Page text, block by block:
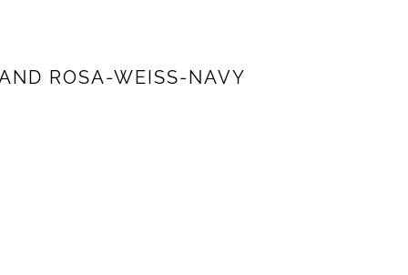
ROSA-WEISS-NAVY